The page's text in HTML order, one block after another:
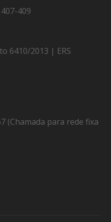
409
6410/2013 | ERS
(Chamada para rede fixa